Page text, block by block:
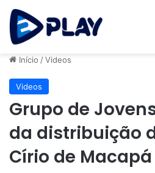
Início /Videos
Videos
Grupo de
da distribuição
Círio de Macapá